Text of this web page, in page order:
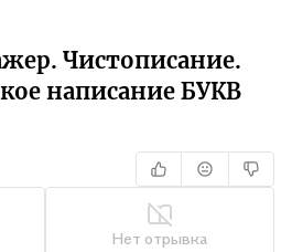
Чистописание.
написание БУКВ
Нет отрывка